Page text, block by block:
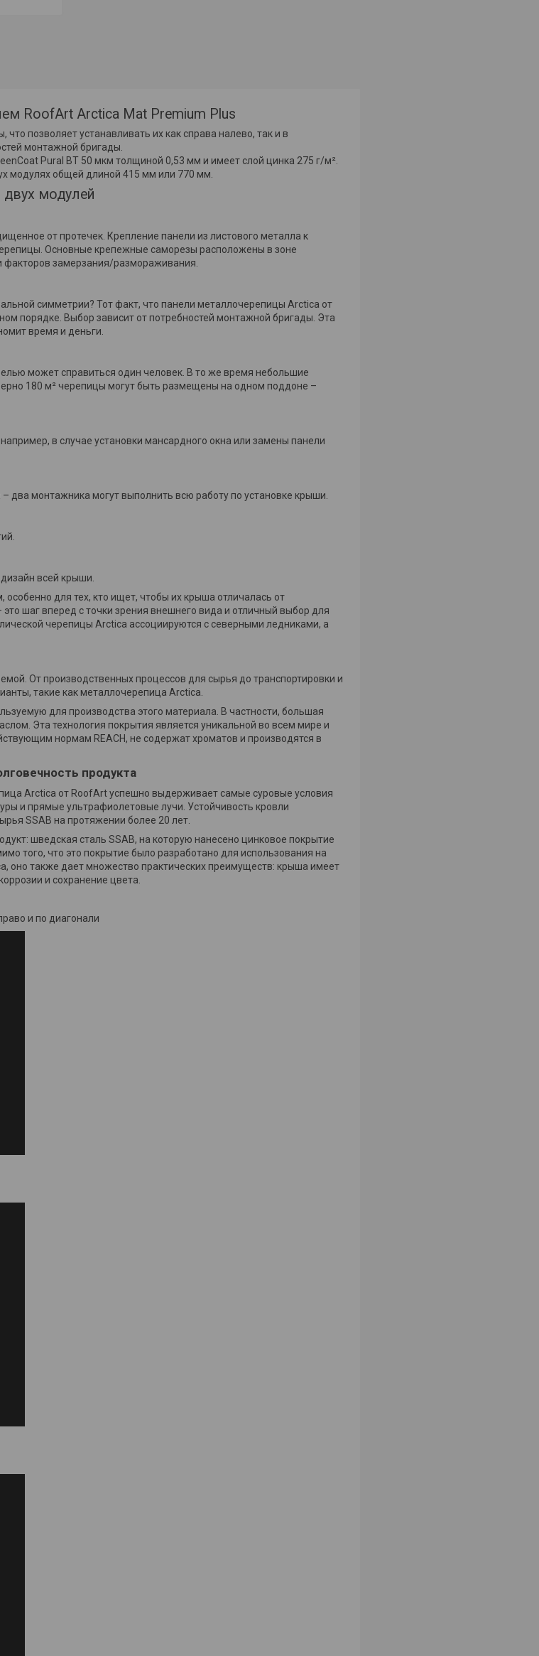
RoofArt Arctica Mat Premium Plus
позволяет устанавливать их как справа налево, так и в
монтажной бригады.
Pural BT 50 мкм толщиной 0,53 мм и имеет слой цинка 275 г/м².
модулях общей длиной 415 мм или 770 мм.
модулей
от протечек. Крепление панели из листового металла к
Основные крепежные саморезы расположены в зоне
факторов замерзания/размораживания.
симметрии? Тот факт, что панели металлочерепицы Arctica от
порядке. Выбор зависит от потребностей монтажной бригады. Эта
время и деньги.
может справиться один человек. В то же время небольшие
180 м² черепицы могут быть размещены на одном поддоне –
в случае установки мансардного окна или замены панели
два монтажника могут выполнить всю работу по установке крыши.
всей крыши.
для тех, кто ищет, чтобы их крыша отличалась от
шаг вперед с точки зрения внешнего вида и отличный выбор для
черепицы Arctica ассоциируются с северными ледниками, а
От производственных процессов для сырья до транспортировки и
такие как металлочерепица Arctica.
для производства этого материала. В частности, большая
Эта технология покрытия является уникальной во всем мире и
нормам REACH, не содержат хроматов и производятся в
продукта
Arctica от RoofArt успешно выдерживает самые суровые условия
и прямые ультрафиолетовые лучи. Устойчивость кровли
SSAB на протяжении более 20 лет.
шведская сталь SSAB, на которую нанесено цинковое покрытие
того, что это покрытие было разработано для использования на
оно также дает множество практических преимуществ: крыша имеет
и сохранение цвета.
и по диагонали